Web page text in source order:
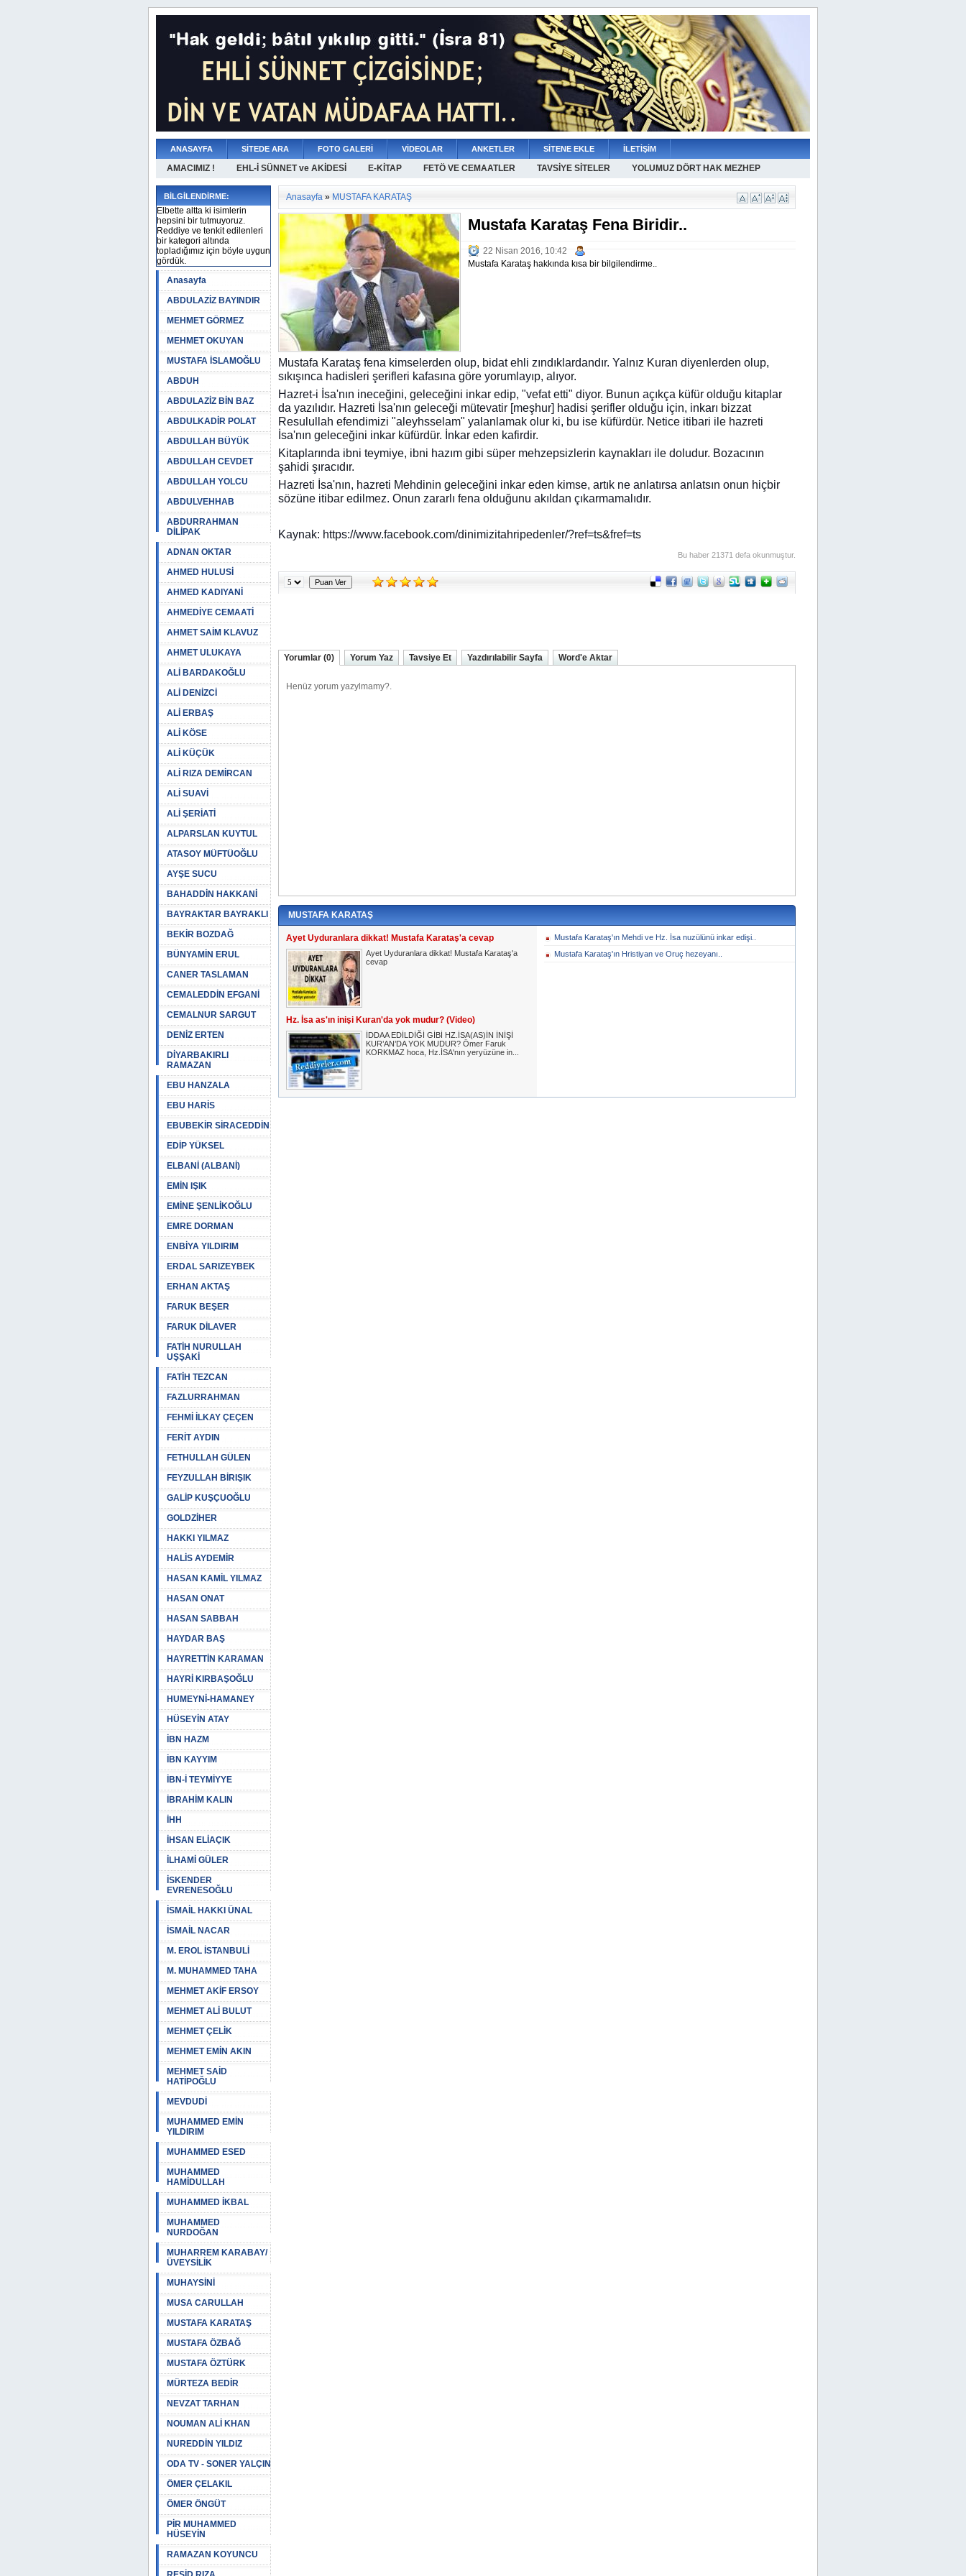
ANASAYFA SİTEDE ARA FOTO GALERİ VİDEOLAR ANKETLER SİTENE EKLE İLETİŞİM
AMACIMIZ ! EHL-İ SÜNNET ve AKİDESİ E-KİTAP FETÖ VE CEMAATLER TAVSİYE SİTELER YOLUMUZ DÖRT HAK MEZHEP
BİLGİLENDİRME:
Elbette altta ki isimlerin
hepsini bir tutmuyoruz.
Reddiye ve tenkit edilenleri
bir kategori altında
topladığımız için böyle uygun
gördük.
Anasayfa
ABDULAZİZ BAYINDIR
MEHMET GÖRMEZ
MEHMET OKUYAN
MUSTAFA İSLAMOĞLU
ABDUH
ABDULAZİZ BİN BAZ
ABDULKADİR POLAT
ABDULLAH BÜYÜK
ABDULLAH CEVDET
ABDULLAH YOLCU
ABDULVEHHAB
ABDURRAHMAN
DİLİPAK
ADNAN OKTAR
AHMED HULUSİ
AHMED KADIYANİ
AHMEDİYE CEMAATİ
AHMET SAİM KLAVUZ
AHMET ULUKAYA
ALİ BARDAKOĞLU
ALİ DENİZCİ
ALİ ERBAŞ
ALİ KÖSE
ALİ KÜÇÜK
ALİ RIZA DEMİRCAN
ALİ SUAVİ
ALİ ŞERİATİ
ALPARSLAN KUYTUL
ATASOY MÜFTÜOĞLU
AYŞE SUCU
BAHADDİN HAKKANİ
BAYRAKTAR BAYRAKLI
BEKİR BOZDAĞ
BÜNYAMİN ERUL
CANER TASLAMAN
CEMALEDDİN EFGANİ
CEMALNUR SARGUT
DENİZ ERTEN
DİYARBAKIRLI
RAMAZAN
EBU HANZALA
EBU HARİS
EBUBEKİR SİRACEDDİN
EDİP YÜKSEL
ELBANİ (ALBANİ)
EMİN IŞIK
EMİNE ŞENLİKOĞLU
EMRE DORMAN
ENBİYA YILDIRIM
ERDAL SARIZEYBEK
ERHAN AKTAŞ
FARUK BEŞER
FARUK DİLAVER
FATİH NURULLAH
UŞŞAKİ
FATİH TEZCAN
FAZLURRAHMAN
FEHMİ İLKAY ÇEÇEN
FERİT AYDIN
FETHULLAH GÜLEN
FEYZULLAH BİRIŞIK
GALİP KUŞÇUOĞLU
GOLDZİHER
HAKKI YILMAZ
HALİS AYDEMİR
HASAN KAMİL YILMAZ
HASAN ONAT
HASAN SABBAH
HAYDAR BAŞ
HAYRETTİN KARAMAN
HAYRİ KIRBAŞOĞLU
HUMEYNİ-HAMANEY
HÜSEYİN ATAY
İBN HAZM
İBN KAYYIM
İBN-İ TEYMİYYE
İBRAHİM KALIN
İHH
İHSAN ELİAÇIK
İLHAMİ GÜLER
İSKENDER
EVRENESOĞLU
İSMAİL HAKKI ÜNAL
İSMAİL NACAR
M. EROL İSTANBULİ
M. MUHAMMED TAHA
MEHMET AKİF ERSOY
MEHMET ALİ BULUT
MEHMET ÇELİK
MEHMET EMİN AKIN
MEHMET SAİD
HATİPOĞLU
MEVDUDİ
MUHAMMED EMİN
YILDIRIM
MUHAMMED ESED
MUHAMMED
HAMİDULLAH
MUHAMMED İKBAL
MUHAMMED
NURDOĞAN
MUHARREM KARABAY/
ÜVEYSİLİK
MUHAYSİNİ
MUSA CARULLAH
MUSTAFA KARATAŞ
MUSTAFA ÖZBAĞ
MUSTAFA ÖZTÜRK
MÜRTEZA BEDİR
NEVZAT TARHAN
NOUMAN ALİ KHAN
NUREDDİN YILDIZ
ODA TV - SONER YALÇIN
ÖMER ÇELAKIL
ÖMER ÖNGÜT
PİR MUHAMMED
HÜSEYİN
RAMAZAN KOYUNCU
Anasayfa » MUSTAFA KARATAŞ
Mustafa Karataş Fena Biridir..
22 Nisan 2016, 10:42
Mustafa Karataş hakkında kısa bir bilgilendirme..
Mustafa Karataş fena kimselerden olup, bidat ehli zındıklardandır. Yalnız Kuran diyenlerden olup,
sıkışınca hadisleri şerifleri kafasına göre yorumlayıp, alıyor.
Hazret-i İsa'nın ineceğini, geleceğini inkar edip, "vefat etti" diyor. Bunun açıkça küfür olduğu kitaplar
da yazılıdır. Hazreti İsa'nın geleceği mütevatir [meşhur] hadisi şerifler olduğu için, inkarı bizzat
Resulullah efendimizi "aleyhsselam" yalanlamak olur ki, bu ise küfürdür. Netice itibari ile hazreti
İsa'nın geleceğini inkar küfürdür. İnkar eden kafirdir.
Kitaplarında ibni teymiye, ibni hazım gibi süper mehzepsizlerin kaynakları ile doludur. Bozacının
şahidi şıracıdır.
Hazreti İsa'nın, hazreti Mehdinin geleceğini inkar eden kimse, artık ne anlatırsa anlatsın onun hiçbir
sözüne itibar edilmez. Onun zararlı fena olduğunu akıldan çıkarmamalıdır.
Kaynak: https://www.facebook.com/dinimizitahripedenler/?ref=ts&fref=ts
Bu haber 21371 defa okunmuştur.
Yorumlar (0) Yorum Yaz Tavsiye Et Yazdırılabilir Sayfa Word'e Aktar
MUSTAFA KARATAŞ
Ayet Uyduranlara dikkat! Mustafa Karataş'a cevap
Ayet Uyduranlara dikkat! Mustafa Karataş'a
cevap
Hz. İsa as'ın inişi Kuran'da yok mudur? (Video)
İDDAA EDİLDİĞİ GİBİ HZ.İSA(AS)İN İNİŞİ
KUR’AN’DA YOK MUDUR? Ömer Faruk
KORKMAZ hoca, Hz.İSA'nın yeryüzüne in...
Mustafa Karataş'ın Mehdi ve Hz. İsa nuzülünü inkar edişi..
Mustafa Karataş'ın Hristiyan ve Oruç hezeyanı..